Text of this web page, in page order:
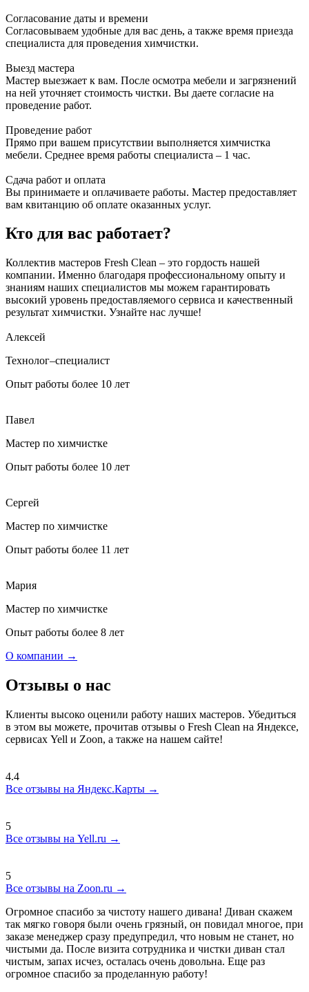
Согласование даты и времени
Согласовываем удобные для вас день, а также время приезда
специалиста для проведения химчистки.
Выезд мастера
Мастер выезжает к вам. После осмотра мебели и загрязнений
на ней уточняет стоимость чистки. Вы даете согласие на
проведение работ.
Проведение работ
Прямо при вашем присутствии выполняется химчистка
мебели. Среднее время работы специалиста – 1 час.
Сдача работ и оплата
Вы принимаете и оплачиваете работы. Мастер предоставляет
вам квитанцию об оплате оказанных услуг.
Кто для вас работает?
Коллектив мастеров Fresh Clean – это гордость нашей
компании. Именно благодаря профессиональному опыту и
знаниям наших специалистов мы можем гарантировать
высокий уровень предоставляемого сервиса и качественный
результат химчистки. Узнайте нас лучше!
Алексей
Технолог–специалист
Опыт работы более 10 лет
Павел
Мастер по химчистке
Опыт работы более 10 лет
Сергей
Мастер по химчистке
Опыт работы более 11 лет
Мария
Мастер по химчистке
Опыт работы более 8 лет
О компании →
Отзывы о нас
Клиенты высоко оценили работу наших мастеров. Убедиться
в этом вы можете, прочитав отзывы о Fresh Clean на Яндексе,
сервисах Yell и Zoon, а также на нашем сайте!
4.4
Все отзывы на Яндекс.Карты →
5
Все отзывы на Yell.ru →
5
Все отзывы на Zoon.ru →
Огромное спасибо за чистоту нашего дивана! Диван скажем
так мягко говоря были очень грязный, он повидал многое, при
заказе менеджер сразу предупредил, что новым не станет, но
чистыми да. После визита сотрудника и чистки диван стал
чистым, запах исчез, осталась очень довольна. Еще раз
огромное спасибо за проделанную работу!